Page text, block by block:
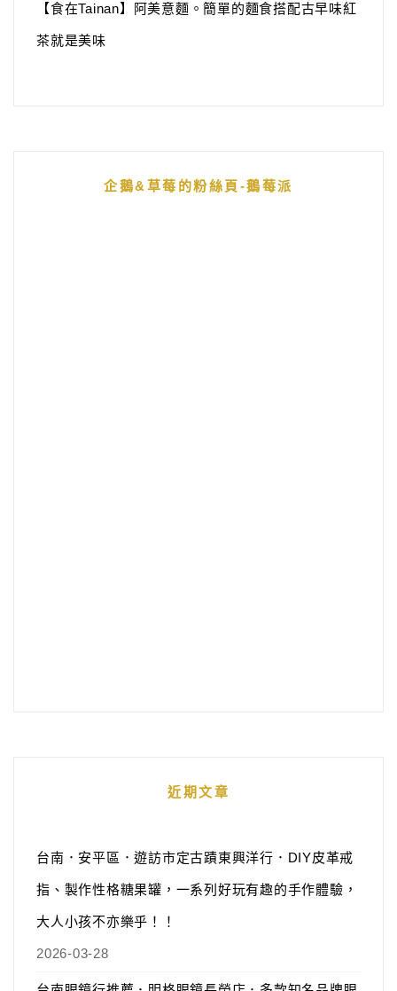
【食在Tainan】阿美意麵。簡單的麵食搭配古早味紅
茶就是美味
企鵝&草莓的粉絲頁-鵝莓派
近期文章
台南．安平區．遊訪市定古蹟東興洋行．DIY皮革戒
指、製作性格糖果罐，一系列好玩有趣的手作體驗，
大人小孩不亦樂乎！！
2026-03-28